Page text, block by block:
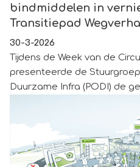
bindmiddelen in
Transitiepad
30-3-2026
Tijdens de Week van de
presenteerde de
Duurzame Infra (PODI) de
daarvan is de Roadmap
CIRCUROAD staat als
acties onder de maatregel
grondstoffen in asfalt'.